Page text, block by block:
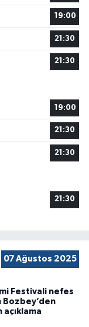
19:00
21:30
21:30
19:00
21:30
21:30
21:30
07 Ağustos 2025
Festivali nefes
Bozbey’den
açıklama